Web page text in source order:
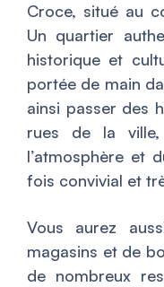
Croce, situé au
Un quartier
historique et
portée de main
ainsi passer des
rues de la
l’atmosphère et
fois convivial et
Vous aurez
magasins et de
de nombreux